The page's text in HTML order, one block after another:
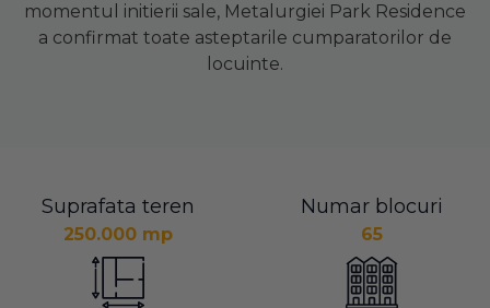
momentul initierii sale, Metalurgiei Park Residence
a confirmat toate asteptarile cumparatorilor de
locuinte.
Suprafata teren
250.000 mp
Numar blocuri
65